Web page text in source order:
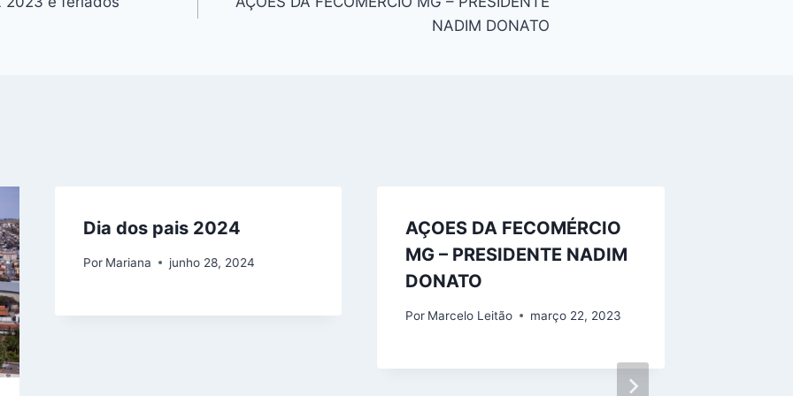
NADIM DONATO
Dia dos pais 2024
Por Mariana junho 28, 2024
AÇOES DA FECOMÉRCIO
MG – PRESIDENTE NADIM
DONATO
Por Marcelo Leitão março 22, 2023